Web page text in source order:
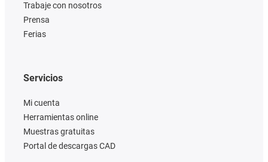
Trabaje con nosotros
Prensa
Ferias
Servicios
Mi cuenta
Herramientas online
Muestras gratuitas
Portal de descargas CAD